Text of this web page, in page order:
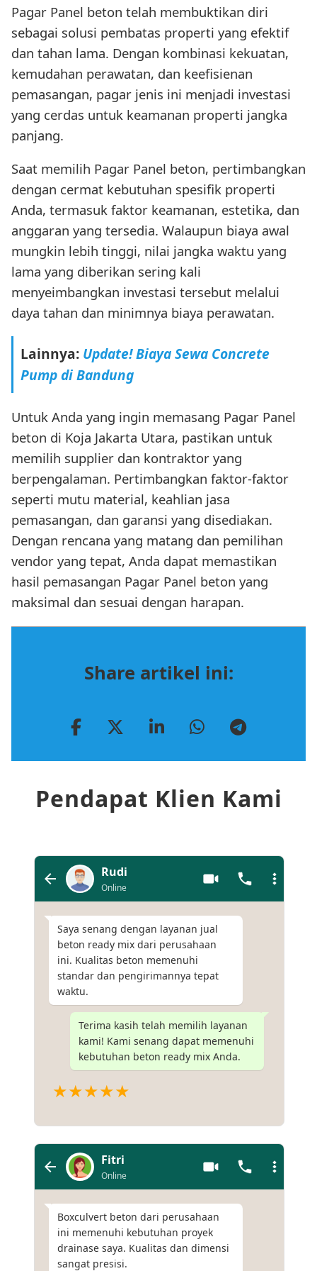
Pagar Panel beton telah membuktikan diri
sebagai solusi pembatas properti yang efektif
dan tahan lama. Dengan kombinasi kekuatan,
kemudahan perawatan, dan keefisienan
pemasangan, pagar jenis ini menjadi investasi
yang cerdas untuk keamanan properti jangka
panjang.
Saat memilih Pagar Panel beton, pertimbangkan
dengan cermat kebutuhan spesifik properti
Anda, termasuk faktor keamanan, estetika, dan
anggaran yang tersedia. Walaupun biaya awal
mungkin lebih tinggi, nilai jangka waktu yang
lama yang diberikan sering kali
menyeimbangkan investasi tersebut melalui
daya tahan dan minimnya biaya perawatan.
Lainnya: Update! Biaya Sewa Concrete
Pump di Bandung
Untuk Anda yang ingin memasang Pagar Panel
beton di Koja Jakarta Utara, pastikan untuk
memilih supplier dan kontraktor yang
berpengalaman. Pertimbangkan faktor-faktor
seperti mutu material, keahlian jasa
pemasangan, dan garansi yang disediakan.
Dengan rencana yang matang dan pemilihan
vendor yang tepat, Anda dapat memastikan
hasil pemasangan Pagar Panel beton yang
maksimal dan sesuai dengan harapan.
Share artikel ini:
Pendapat Klien Kami
Rudi
Online
Saya senang dengan layanan jual
beton ready mix dari perusahaan
ini. Kualitas beton memenuhi
standar dan pengirimannya tepat
waktu.
Terima kasih telah memilih layanan
kami! Kami senang dapat memenuhi
kebutuhan beton ready mix Anda.
★★★★★
Fitri
Online
Boxculvert beton dari perusahaan
ini memenuhi kebutuhan proyek
drainase saya. Kualitas dan dimensi
sangat presisi.